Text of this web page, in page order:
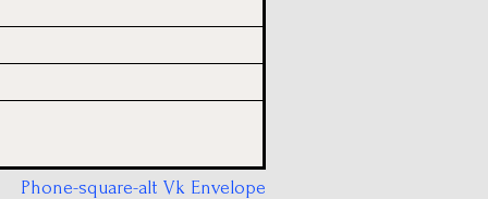
Phone-square-alt Vk Envelope